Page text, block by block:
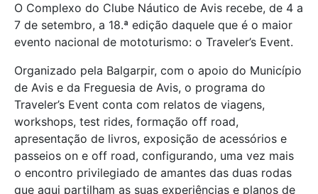
O Complexo do Clube Náutico de Avis recebe, de 4 a
7 de setembro, a 18.ª edição daquele que é o maior
evento nacional de mototurismo: o Traveler’s Event.
Organizado pela Balgarpir, com o apoio do Município
de Avis e da Freguesia de Avis, o programa do
Traveler’s Event conta com relatos de viagens,
workshops, test rides, formação off road,
apresentação de livros, exposição de acessórios e
passeios on e off road, configurando, uma vez mais
o encontro privilegiado de amantes das duas rodas
que aqui partilham as suas experiências e planos de